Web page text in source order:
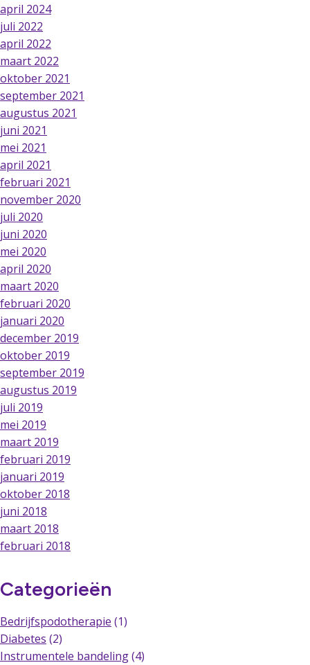
april 2024
juli 2022
april 2022
maart 2022
oktober 2021
september 2021
augustus 2021
juni 2021
mei 2021
april 2021
februari 2021
november 2020
juli 2020
juni 2020
mei 2020
april 2020
maart 2020
februari 2020
januari 2020
december 2019
oktober 2019
september 2019
augustus 2019
juli 2019
mei 2019
maart 2019
februari 2019
januari 2019
oktober 2018
juni 2018
maart 2018
februari 2018
Categorieën
Bedrijfspodotherapie (1)
Diabetes (2)
Instrumentele bandeling(4)